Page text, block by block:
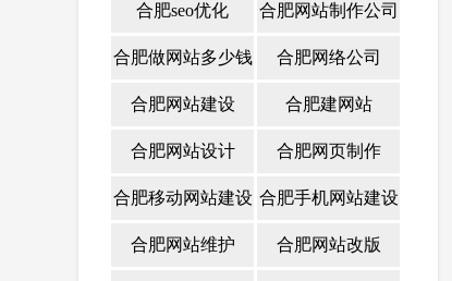
合肥seo优化 合肥网站制作公司
合肥做网站多少钱 合肥网络公司
合肥网站建设 合肥建网站
合肥网站设计 合肥网页制作
合肥移动网站建设 合肥手机网站建设
合肥网站维护 合肥网站改版